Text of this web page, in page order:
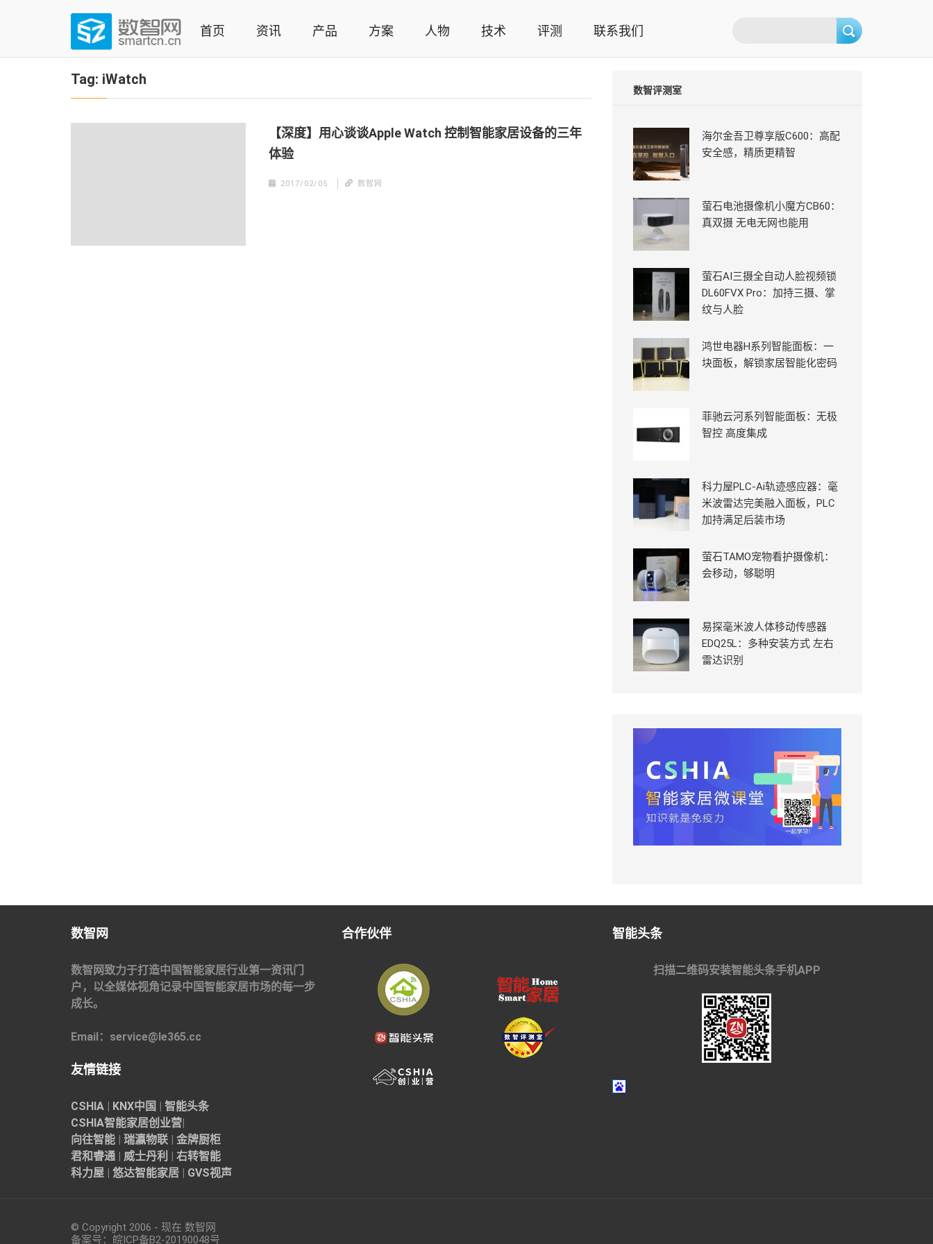
(Press
数智网
智能家居第一资讯门户 | 智能家居系统，智能家居产品，智能家居解决方案，智能家居技术应用，智能家居行业观点，智能家居项目案例
首页 资讯 产品 方案 人物 技术 评测 联系我们
Tag: iWatch
【深度】用心谈谈Apple Watch 控制智能家居设备的三年
体验
2017/02/05 数智网
数智评测室
海尔金吾卫尊享版C600：高配
安全感，精质更精智
萤石电池摄像机小魔方CB60：
真双摄 无电无网也能用
萤石AI三摄全自动人脸视频锁
DL60FVX Pro：加持三摄、掌
纹与人脸
鸿世电器H系列智能面板：一
块面板，解锁家居智能化密码
菲驰云河系列智能面板：无极
智控 高度集成
科力屋PLC-Ai轨迹感应器：毫
米波雷达完美融入面板，PLC
加持满足后装市场
萤石TAMO宠物看护摄像机：
会移动，够聪明
易探毫米波人体移动传感器
EDQ25L：多种安装方式 左右
雷达识别
数智网
数智网致力于打造中国智能家居行业第一资讯门
户，以全媒体视角记录中国智能家居市场的每一步
成长。
Email：service@le365.cc
友情链接
CSHIA | KNX中国 | 智能头条
CSHIA智能家居创业营|
向往智能 | 瑞瀛物联 | 金牌厨柜
君和睿通 | 威士丹利 | 右转智能
科力屋 | 悠达智能家居 | GVS视声
合作伙伴 智能头条
扫描二维码安装智能头条手机APP
© Copyright 2006 - 现在 数智网
备案号： 皖ICP备B2-20190048号